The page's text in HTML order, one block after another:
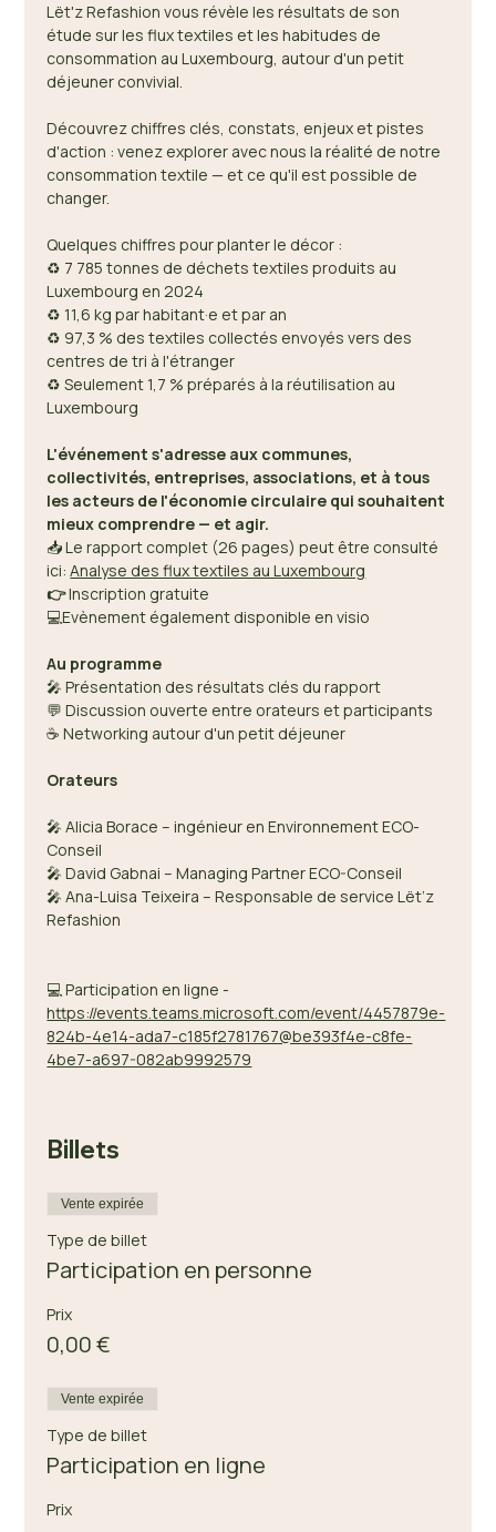
Lët'z Refashion vous révèle les résultats de son
étude sur les flux textiles et les habitudes de
consommation au Luxembourg, autour d'un petit
déjeuner convivial.
Découvrez chiffres clés, constats, enjeux et pistes
d'action : venez explorer avec nous la réalité de notre
consommation textile — et ce qu'il est possible de
changer.
Quelques chiffres pour planter le décor :
♻️ 7 785 tonnes de déchets textiles produits au
Luxembourg en 2024
♻️ 11,6 kg par habitant·e et par an
♻️ 97,3 % des textiles collectés envoyés vers des
centres de tri à l'étranger
♻️ Seulement 1,7 % préparés à la réutilisation au
Luxembourg
L'événement s'adresse aux communes,
collectivités, entreprises, associations, et à tous
les acteurs de l'économie circulaire qui souhaitent
mieux comprendre — et agir.
📥 Le rapport complet (26 pages) peut être consulté
ici: Analyse des flux textiles au Luxembourg
👉 Inscription gratuite
💻Evènement également disponible en visio
Au programme
🎤 Présentation des résultats clés du rapport
💬 Discussion ouverte entre orateurs et participants
☕ Networking autour d'un petit déjeuner
Orateurs
🎤 Alicia Borace – ingénieur en Environnement ECO-
Conseil
🎤 David Gabnai – Managing Partner ECO-Conseil
🎤 Ana-Luisa Teixeira – Responsable de service Lët’z
Refashion
💻 Participation en ligne -
https://events.teams.microsoft.com/event/4457879e-
824b-4e14-ada7-c185f2781767@be393f4e-c8fe-
4be7-a697-082ab9992579
Billets
Vente expirée
Type de billet
Participation en personne
Prix
0,00 €
Vente expirée
Type de billet
Participation en ligne
Prix